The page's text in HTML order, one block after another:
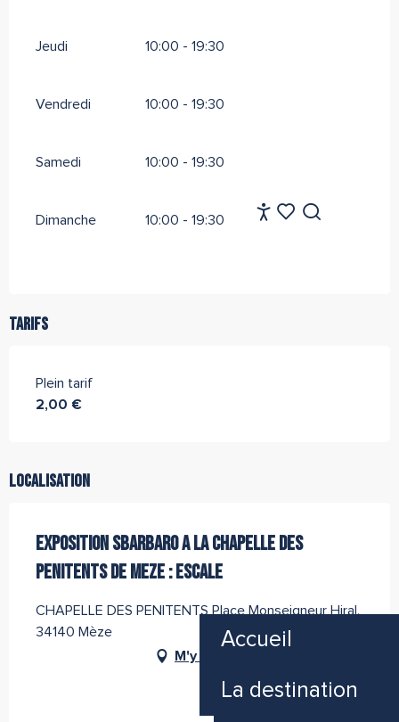
Accueil
La destination
Jeudi 10:00 - 19:30
Vendredi 10:00 - 19:30
Samedi 10:00 - 19:30
Dimanche 10:00 - 19:30
Tarifs
Plein tarif
2,00 €
Localisation
EXPOSITION SBARBARO A LA CHAPELLE DES
PENITENTS DE MEZE : ESCALE
CHAPELLE DES PENITENTS Place Monseigneur Hiral,
34140 Mèze
M'y rendre